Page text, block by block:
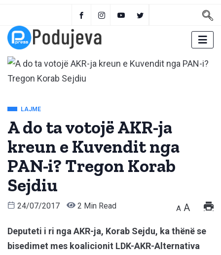
LAJME
A do ta votojë AKR-ja
kreun e Kuvendit nga
PAN-i? Tregon Korab
Sejdiu
24/07/2017 2 Min Read A A
Deputeti i ri nga AKR-ja, Korab Sejdu, ka thënë se
bisedimet mes koalicionit LDK-AKR-Alternativa